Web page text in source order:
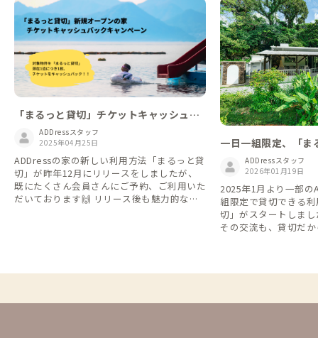
「まるっと貸切」チケットキャッシュバ
ックキャンペーン対象の家
ADDressスタッフ
2025年04月25日
ADDressの家の新しい利用方法「まるっと貸
切」が昨年12月にリリースをしましたが、
既にたくさん会員さんにご予約、ご利用いた
だいております🙌 リリース後も魅力的な新
にぜひ利用いただけたら嬉しいです。 =====
================== 対象： 5月31日まで
一日一組限定、「ま
家
ADDressスタッフ
2026年01月19日
2025年1月より一部の
組限定で貸切できる
切」がスタートしました。 シェア
その交流も、貸切だ
し、シーンや気分に